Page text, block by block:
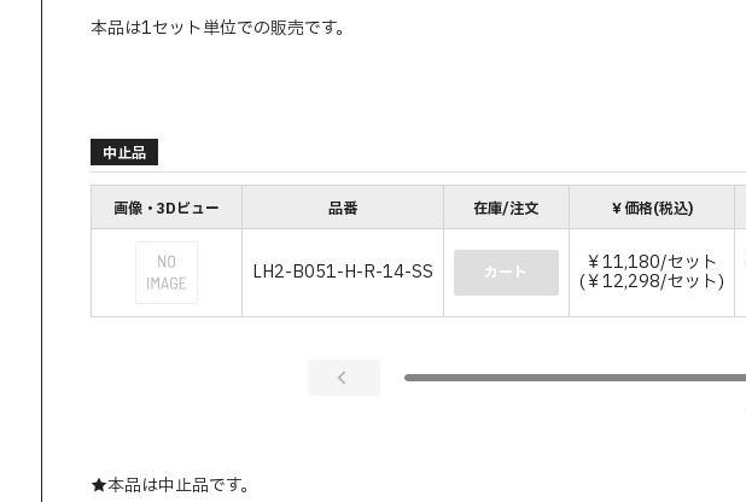
本品は1セット単位での販売です。
中止品
画像・3Dビュー 品番 在庫/注文 ￥価格(税込)
LH2-B051-H-R-14-SS カート ￥11,180/セット
(￥12,298/セット)
★本品は中止品です。